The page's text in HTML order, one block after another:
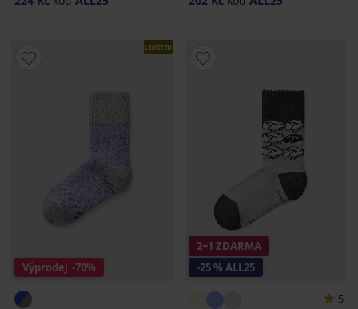
LIMITED
Výprodej -70%
2+1 ZDARMA
-25 % ALL25
5